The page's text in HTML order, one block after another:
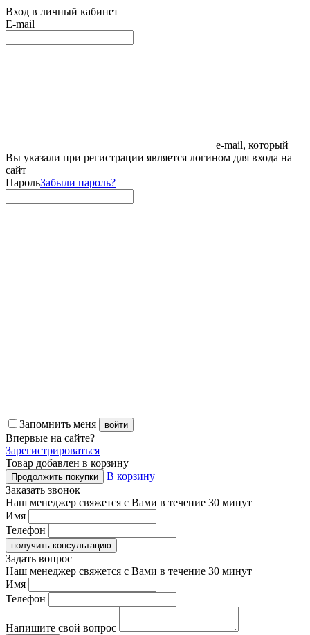
Вход в личный кабинет
E-mail
e-mail, который
Вы указали при регистрации является логином для входа на
сайт
ПарольЗабыли пароль?
Запомнить меня войти
Впервые на сайте?
Зарегистрироваться
Товар добавлен в корзину
Продолжить покупки
В корзину
Заказать звонок
Наш менеджер свяжется с Вами в течение 30 минут
Имя
Телефон
получить консультацию
Задать вопрос
Наш менеджер свяжется с Вами в течение 30 минут
Имя
Телефон
Напишите свой вопрос